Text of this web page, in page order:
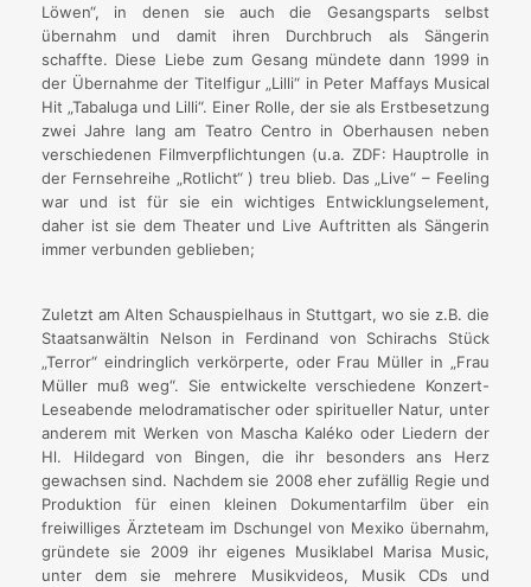
Löwen“, in denen sie auch die Gesangsparts selbst
übernahm und damit ihren Durchbruch als Sängerin
schaffte. Diese Liebe zum Gesang mündete dann 1999 in
der Übernahme der Titelfigur „Lilli“ in Peter Maffays Musical
Hit „Tabaluga und Lilli“. Einer Rolle, der sie als Erstbesetzung
zwei Jahre lang am Teatro Centro in Oberhausen neben
verschiedenen Filmverpflichtungen (u.a. ZDF: Hauptrolle in
der Fernsehreihe „Rotlicht“ ) treu blieb. Das „Live“ – Feeling
war und ist für sie ein wichtiges Entwicklungselement,
daher ist sie dem Theater und Live Auftritten als Sängerin
immer verbunden geblieben;
Zuletzt am Alten Schauspielhaus in Stuttgart, wo sie z.B. die
Staatsanwältin Nelson in Ferdinand von Schirachs Stück
„Terror“ eindringlich verkörperte, oder Frau Müller in „Frau
Müller muß weg“. Sie entwickelte verschiedene Konzert-
Leseabende melodramatischer oder spiritueller Natur, unter
anderem mit Werken von Mascha Kaléko oder Liedern der
Hl. Hildegard von Bingen, die ihr besonders ans Herz
gewachsen sind. Nachdem sie 2008 eher zufällig Regie und
Produktion für einen kleinen Dokumentarfilm über ein
freiwilliges Ärzteteam im Dschungel von Mexiko übernahm,
gründete sie 2009 ihr eigenes Musiklabel Marisa Music,
unter dem sie mehrere Musikvideos, Musik CDs und